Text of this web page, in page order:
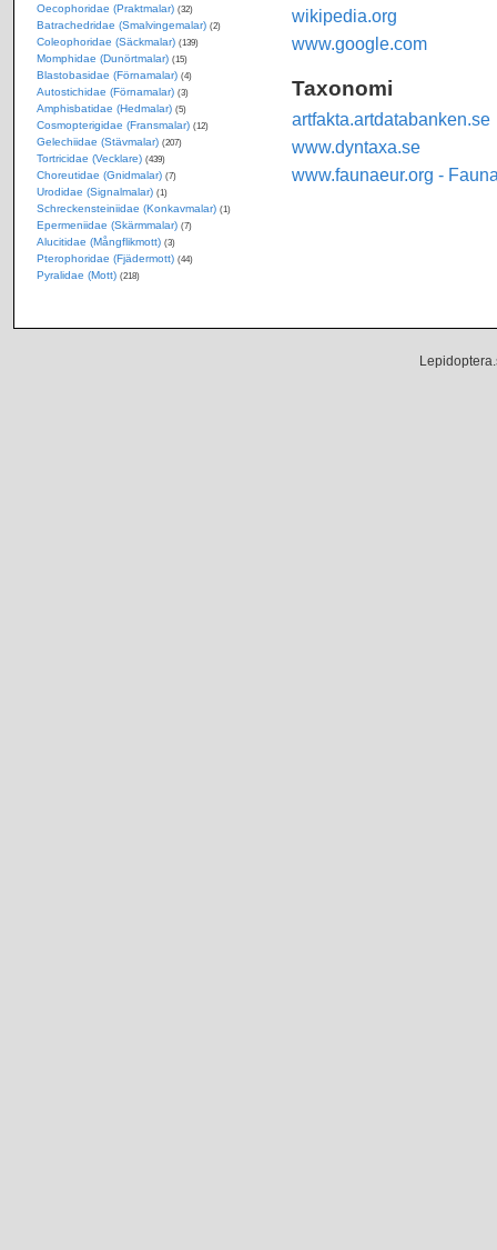
wikipedia.org
www.google.com
Taxonomi
artfakta.artdatabanken.se
www.dyntaxa.se
www.faunaeur.org -
Oecophoridae (Praktmalar) (32)
Batrachedridae (Smalvingemalar) (2)
Coleophoridae (Säckmalar) (139)
Momphidae (Dunörtmalar) (15)
Blastobasidae (Förnamalar) (4)
Autostichidae (Förnamalar) (3)
Amphisbatidae (Hedmalar) (5)
Cosmopterigidae (Fransmalar) (12)
Gelechiidae (Stävmalar) (207)
Tortricidae (Vecklare) (439)
Choreutidae (Gnidmalar) (7)
Urodidae (Signalmalar) (1)
Schreckensteiniidae (Konkavmalar) (1)
Epermeniidae (Skärmmalar) (7)
Alucitidae (Mångflikmott) (3)
Pterophoridae (Fjädermott) (44)
Pyralidae (Mott) (218)